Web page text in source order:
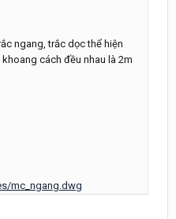
ngang, trắc dọc thể hiện
cách đều nhau là 2m
mc_ngang.dwg